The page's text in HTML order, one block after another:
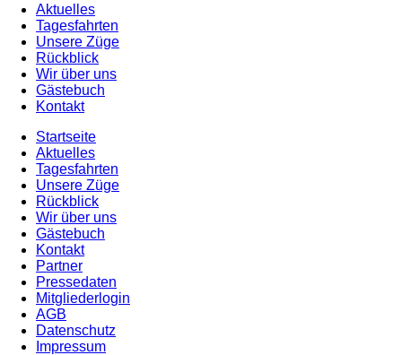
Aktuelles
Tagesfahrten
Unsere Züge
Rückblick
Wir über uns
Gästebuch
Kontakt
Startseite
Aktuelles
Tagesfahrten
Unsere Züge
Rückblick
Wir über uns
Gästebuch
Kontakt
Partner
Pressedaten
Mitgliederlogin
AGB
Datenschutz
Impressum